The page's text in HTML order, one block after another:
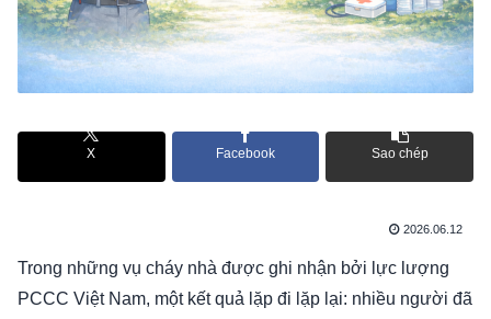
X Facebook Sao chép
2026.06.12
Trong những vụ cháy nhà được ghi nhận bởi lực lượng
PCCC Việt Nam, một kết quả lặp đi lặp lại: nhiều người đã